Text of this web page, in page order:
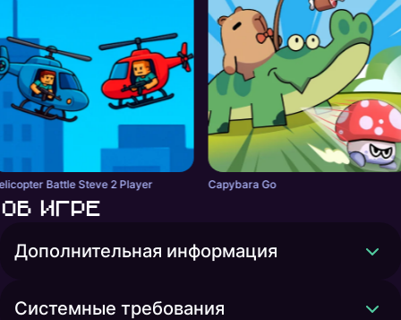
Battle Steve 2 Player Capybara Go
Об игре
Дополнительная информация
Системные требования